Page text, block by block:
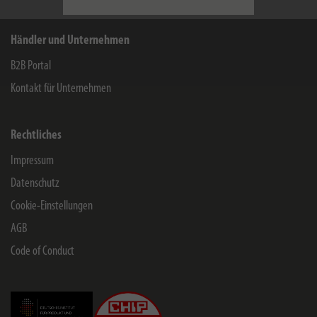
Händler und Unternehmen
B2B Portal
Kontakt für Unternehmen
Rechtliches
Impressum
Datenschutz
Cookie-Einstellungen
AGB
Code of Conduct